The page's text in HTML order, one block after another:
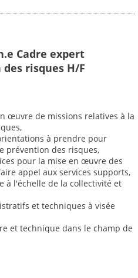
Cadre expert
risques H/F
œuvre de missions relatives à la
à prendre pour
prévention des risques,
pour la mise en œuvre des
appel aux services supports,
à l'échelle de la collectivité et
et techniques à visée
et technique dans le champ de